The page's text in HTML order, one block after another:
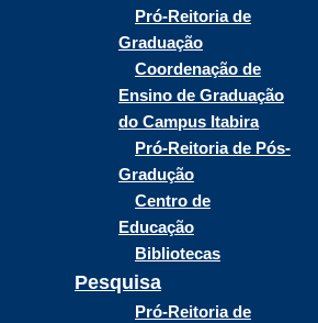
Pró-Reitoria de
Graduação
Coordenação de
Ensino de Graduação
do Campus Itabira
Pró-Reitoria de Pós-
Gradução
Centro de
Educação
Bibliotecas
Pesquisa
Pró-Reitoria de